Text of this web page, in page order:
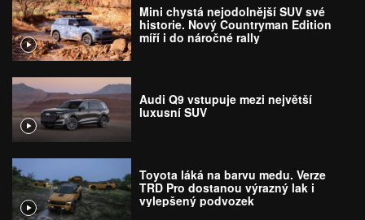
Mini chystá nejodolnější SUV své
historie. Nový Countryman Edition
míří i do náročné rally
Audi Q9 vstupuje mezi největší
luxusní SUV
Toyota láká na barvu medu. Verze
TRD Pro dostanou výrazný lak i
vylepšený podvozek